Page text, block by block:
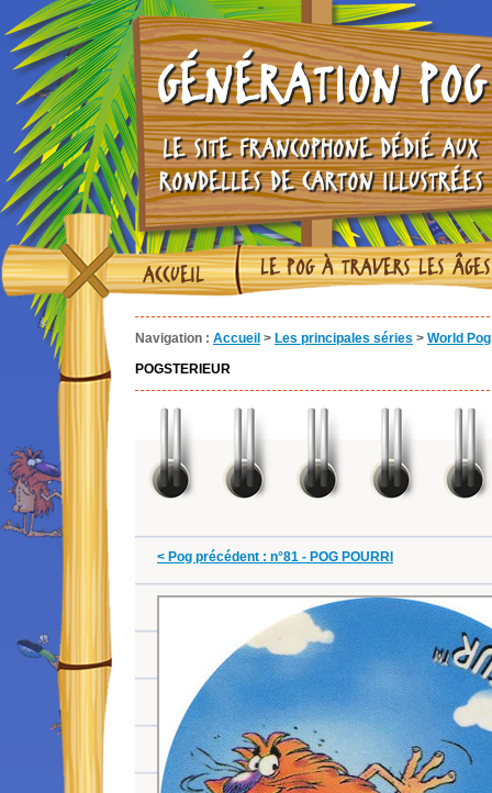
GÉNÉRATION POG
LE SITE FRANCOPHONE DÉDIÉ AUX
RONDELLES DE CARTON ILLUSTRÉES
ACCUEIL LE POG À TRAVERS LES ÂGES
Navigation : Accueil > Les principales séries > World
POGSTERIEUR
< Pog précédent : n°81 - POG POURRI